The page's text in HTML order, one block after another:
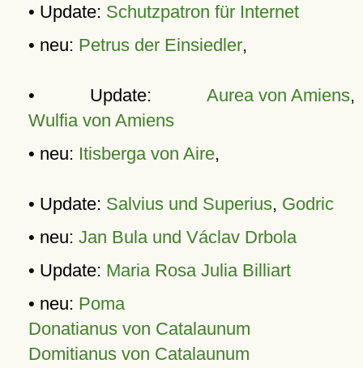
• Update: Schutzpatron für Internet
• neu: Petrus der Einsiedler,
• Update: Aurea von Amiens,
Wulfia von Amiens
• neu: Itisberga von Aire,
• Update: Salvius und Superius, Godric
• neu: Jan Bula und Václav Drbola
• Update: Maria Rosa Julia Billiart
• neu: Poma
Donatianus von Catalaunum
Domitianus von Catalaunum